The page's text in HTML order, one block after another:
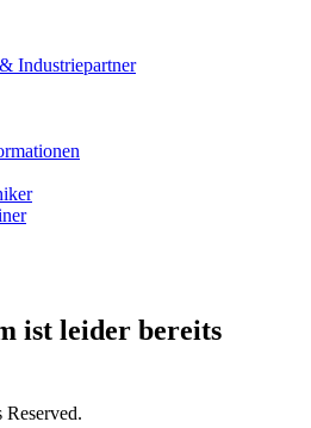
Industriepartner
ist leider bereits